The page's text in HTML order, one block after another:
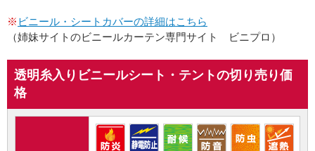
※ ビニール・シートカバーの詳細はこちら
（姉妹サイトのビニールカーテン専門サイト ビニプロ）
透明糸入りビニールシート・テントの切り売り価
格